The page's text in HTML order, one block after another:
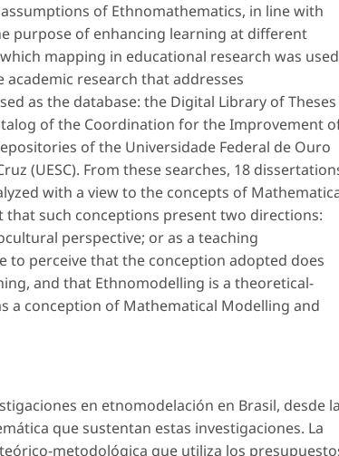
of Ethnomathematics, in line with
purpose of enhancing learning at different
mapping in educational research was used
research that addresses
as the database: the Digital Library of Theses
of the Coordination for the Improvement
of the Universidade Federal de Ouro
(UESC). From these searches, 18
with a view to the concepts of
such conceptions present two directions:
perspective; or as a teaching
perceive that the conception adopted does
and that Ethnomodelling is a theoretical-
a conception of Mathematical Modelling and
en etnomodelación en Brasil, desde
que sustentan estas investigaciones. La
metodológica que utiliza los